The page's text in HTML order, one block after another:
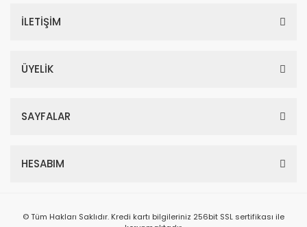
İLETİŞİM
ÜYELİK
SAYFALAR
HESABIM
© Tüm Hakları Saklıdır. Kredi kartı bilgileriniz 256bit SSL sertifikası ile